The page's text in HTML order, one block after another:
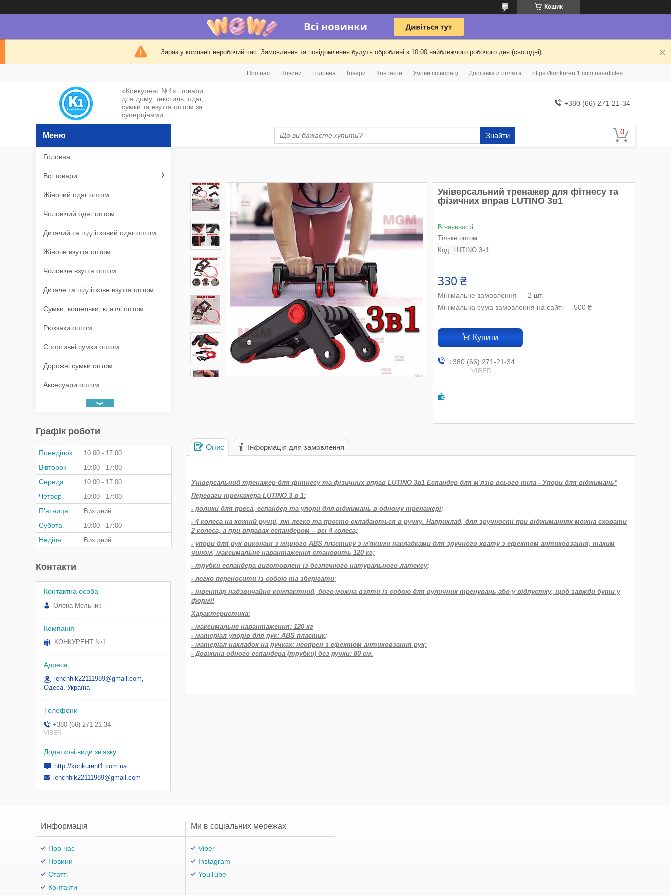
Кошик
Зараз у компанії неробочий час. Замовлення та повідомлення будуть оброблені з 10:00 найближчого робочого дня (сьогодні).
Про нас Новини Головна Товари Контакти Умови співпраці Доставка и оплата https://konkurent1.com.ua/articles
«Конкурент №1»: товари
для дому, текстиль, одяг,
сумки та взуття оптом за
суперцінами
+380 (66) 271-21-34
Знайти
Універсальний тренажер для фітнесу та
фізичних вправ LUTINO 3в1
В наявності
Тільки оптом
Код: LUTINO 3в1
330 ₴
Мінімальне замовлення — 2 шт.
Мінімальна сума замовлення на сайті — 500 ₴
Купити
+380 (66) 271-21-34
VIBER
Опис Інформація для замовлення
Універсальний тренажер для фітнесу та фізичних вправ LUTINO 3в1 Еспандер для м'язів всього тіла - Упори для віджимань*
Переваги тренажера LUTINO 3 в 1:
- ролики для преса, еспандер та упори для віджимань в одному тренажері;
- 4 колеса на кожній ручці, які легко та просто складаються в ручку. Наприклад, для зручності при віджиманнях можна сховати
2 колеса, а при вправах еспандером – всі 4 колеса;
- упори для рук виконані з міцного ABS пластику з м'якими накладками для зручного хвату з ефектом антиковзання, таким
чином, максимальне навантаження становить 120 кг;
- трубки еспандера виготовлені із безпечного натурального латексу;
- легко переносити із собою та зберігати;
- інвентар надзвичайно компактний, його можна взяти із собою для вуличних тренувань або у відпустку, щоб завжди бути у
формі!
Характеристика:
- максимальне навантаження: 120 кг
- матеріал упорів для рук: ABS пластик;
- матеріал накладок на ручках: неопрен з ефектом антиковзання рук;
- Довжина одного еспандера (трубки) без ручки: 80 см.
Головна
Всі товари
Жіночий одяг оптом
Чоловічий одяг оптом
Дитячий та підлітковий одяг оптом
Жіноче взуття оптом
Чоловіче взуття оптом
Дитяче та підліткове взуття оптом
Сумки, кошельки, клатчі оптом
Рюкзаки оптом
Спортивні сумки оптом
Дорожні сумки оптом
Аксесуари оптом
Графік роботи
Понеділок 10:00 17:00
Вівторок 10:00 17:00
Середа 10:00 17:00
Четвер 10:00 17:00
Пʼятниця Вихідний
Субота 10:00 17:00
Неділя Вихідний
Контакти
Олена Мельник
КОНКУРЕНТ №1
lenchhik22111989@gmail.com,
Одеса, Україна
+380 (66) 271-21-34
VIBER
http://konkurent1.com.ua
lenchhik22111989@gmail.com
Информація
Про нас
Новини
Статті
Контакти
Ми в соціальних мережах
Viber
Instagram
YouTube